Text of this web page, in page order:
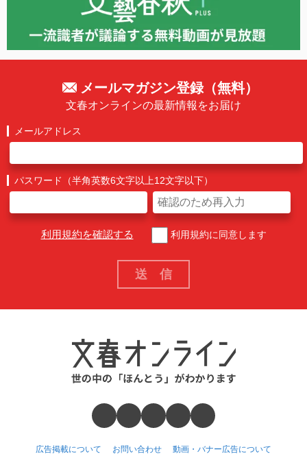
メールマガジン登録（無料）
文春オンラインの最新情報をお届け
メールアドレス
パスワード（半角英数6文字以上12文字以下）
利用規約を確認する 利用規約に同意します
広告掲載について お問い合わせ 動画・バナー広告について